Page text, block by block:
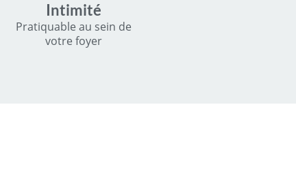
Intimité
Pratiquable au sein de
votre foyer